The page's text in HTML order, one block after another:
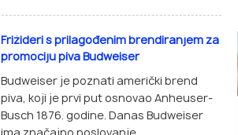
Frižideri s prilagođenim brendiranjem za
promociju piva Budweiser
Budweiser je poznati američki brend
piva, koji je prvi put osnovao Anheuser-
Busch 1876. godine. Danas Budweiser
ima značajno poslovanje...